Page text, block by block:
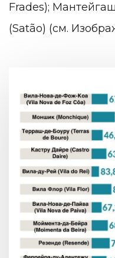
Frades);
(Satão) (см.